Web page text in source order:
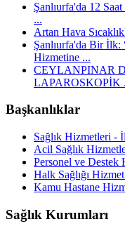
Şanlıurfa'da 12
...
Artan Hava
Şanlıurfa'da Bir İlk:
Hizmetine ...
CEYLANPINAR
LAPAROSKOPİK
Başkanlıklar
Sağlık Hizmetleri -
Acil Sağlık
Personel ve Destek
Halk Sağlığı
Kamu Hastane
Sağlık Kurumları